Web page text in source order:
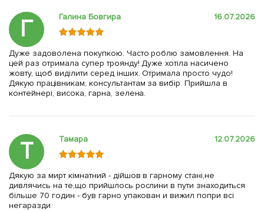
Г Галина Бовгира 16.07.2026
Дуже задоволена покупкою. Часто роблю замовлення. На
цей раз отримала супер троянду! Дуже хотіла насичено
жовту, щоб виділити серед інших. Отримала просто чудо!
Дякую працівникам, консультантам за вибір. Прийшла в
контейнері, висока, гарна, зелена.
Т Тамара 12.07.2026
Дякую за мирт кімнатний - дійшов в гарному стані,не
дивлячись на те,що прийшлось рослини в пути знаходиться
більше 70 годин - був гарно упакован и вижил попри всі
негаразди